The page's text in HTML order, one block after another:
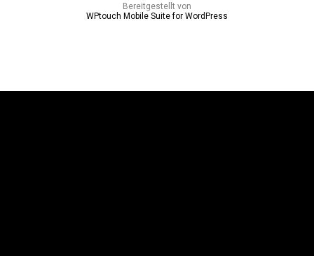
Bereitgestellt von
WPtouch Mobile Suite for WordPress